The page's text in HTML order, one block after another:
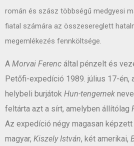
román és szász többségű medgyesi
fiatal számára az összesereglett
megemlékezés fennköltsége.
A Morvai Ferenc által pénzelt és
Petőfi-expedíció 1989. július 17-én,
helybeli burjátok Hun-tengernek
feltárta azt a sírt, amelyben állítólag
Az expedíció négy magasan
magyar, Kiszely István, két amerikai,